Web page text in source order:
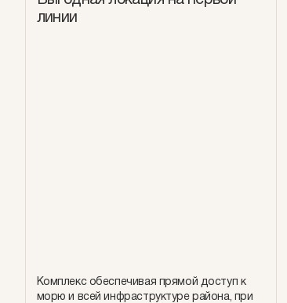
линии
Комплекс обеспечивая прямой доступ к
морю и всей инфраструктуре района, при